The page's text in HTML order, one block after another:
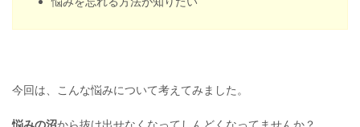
今回は、こんな悩みについて考えてみました。
悩みの沼から抜け出せなくなってしんどくなってませんか？